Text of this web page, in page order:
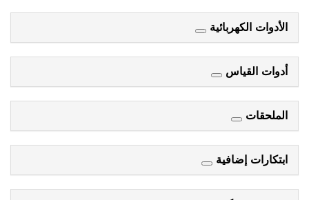
الأدوات الكهربائية
أدوات القياس
الملحقات
ابتكارات إضافية